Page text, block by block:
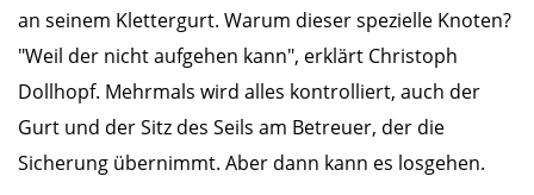
an seinem Klettergurt. Warum dieser spezielle Knoten?
"Weil der nicht aufgehen kann", erklärt Christoph
Dollhopf. Mehrmals wird alles kontrolliert, auch der
Gurt und der Sitz des Seils am Betreuer, der die
Sicherung übernimmt. Aber dann kann es losgehen.